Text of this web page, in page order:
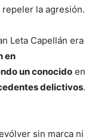
la agresión.
Leta Capellán era
en
un conocido en
delictivos.
sin marca ni